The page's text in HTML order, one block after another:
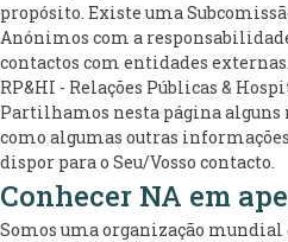
propósito. Existe uma
Anónimos com a
contactos com entidades
RP&HI - Relações Públicas &
Partilhamos nesta página alguns
como algumas outras
dispor para o Seu/Vosso contacto.
Conhecer NA em
Somos uma organização mundial